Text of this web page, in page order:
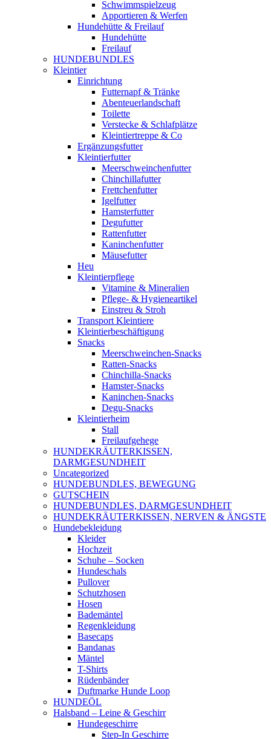
Schwimmspielzeug
Apportieren & Werfen
Hundehütte & Freilauf
Hundehütte
Freilauf
HUNDEBUNDLES
Kleintier
Einrichtung
Futternapf & Tränke
Abenteuerlandschaft
Toilette
Verstecke & Schlafplätze
Kleintiertreppe & Co
Ergänzungsfutter
Kleintierfutter
Meerschweinchenfutter
Chinchillafutter
Frettchenfutter
Igelfutter
Hamsterfutter
Degufutter
Rattenfutter
Kaninchenfutter
Mäusefutter
Heu
Kleintierpflege
Vitamine & Mineralien
Pflege- & Hygieneartikel
Einstreu & Stroh
Transport Kleintiere
Kleintierbeschäftigung
Snacks
Meerschweinchen-Snacks
Ratten-Snacks
Chinchilla-Snacks
Hamster-Snacks
Kaninchen-Snacks
Degu-Snacks
Kleintierheim
Stall
Freilaufgehege
HUNDEKRÄUTERKISSEN,
DARMGESUNDHEIT
Uncategorized
HUNDEBUNDLES, BEWEGUNG
GUTSCHEIN
HUNDEBUNDLES, DARMGESUNDHEIT
HUNDEKRÄUTERKISSEN, NERVEN & ÄNGSTE
Hundebekleidung
Kleider
Hochzeit
Schuhe – Socken
Hundeschals
Pullover
Schutzhosen
Hosen
Bademäntel
Regenkleidung
Basecaps
Bandanas
Mäntel
T-Shirts
Rüdenbänder
Duftmarke Hunde Loop
HUNDEÖL
Halsband – Leine & Geschirr
Hundegeschirre
Step-In Geschirre